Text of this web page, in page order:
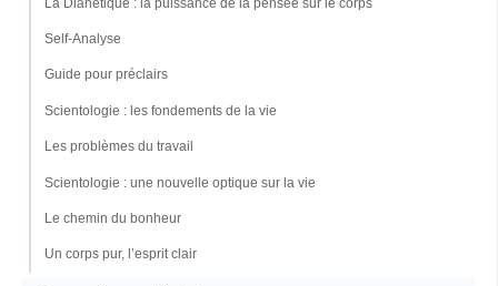
Self-Analyse
Guide pour préclairs
Scientologie : les fondements de la vie
Les problèmes du travail
Scientologie : une nouvelle optique sur la vie
Le chemin du bonheur
Un corps pur, l’esprit clair